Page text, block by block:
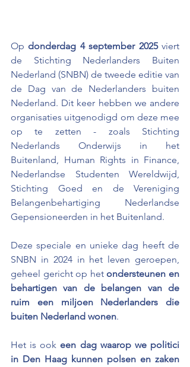
Op donderdag 4 september 2025 viert
de Stichting Nederlanders Buiten
Nederland (SNBN) de tweede editie van
de Dag van de Nederlanders buiten
Nederland. Dit keer hebben we andere
organisaties uitgenodigd om deze mee
op te zetten - zoals Stichting
Nederlands Onderwijs in het
Buitenland, Human Rights in Finance,
Nederlandse Studenten Wereldwijd,
Stichting Goed en de Vereniging
Belangenbehartiging Nederlandse
Gepensioneerden in het Buitenland.
Deze speciale en unieke dag heeft de
SNBN in 2024 in het leven geroepen,
geheel gericht op het ondersteunen en
behartigen van de belangen van de
ruim een miljoen Nederlanders die
buiten Nederland wonen.
Het is ook een dag waarop we politici
in Den Haag kunnen polsen en zaken